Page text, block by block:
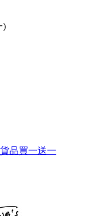
)
品買一送一